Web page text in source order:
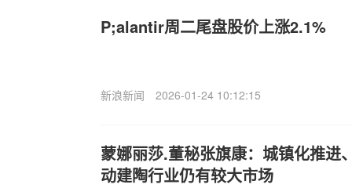
P;alantir周二尾盘股价上涨2.1%
新浪新闻 2026-01-24 10:12:15
蒙娜丽莎.董秘张旗康：城镇化推进
动建陶行业仍有较大市场